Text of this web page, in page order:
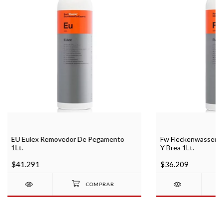
EU Eulex Removedor De Pegamento
1Lt.
$41.291
Fw Fleckenwasser
Y Brea 1Lt.
$36.209